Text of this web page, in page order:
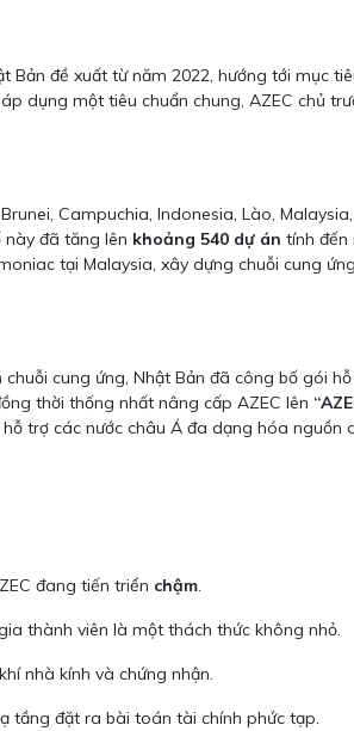
Bản đề xuất từ năm 2022, hướng tới mục
dụng một tiêu chuẩn chung, AZEC chủ
Campuchia, Indonesia, Lào,
đã tăng lên khoảng 540 dự án tính đến
tại Malaysia, xây dựng chuỗi cung
cung ứng, Nhật Bản đã công bố gói
thời thống nhất nâng cấp AZEC lên
trợ các nước châu Á đa dạng hóa
đang tiến triển chậm.
thành viên là một thách thức không nhỏ.
nhà kính và chứng nhận.
tầng đặt ra bài toán tài chính phức tạp.